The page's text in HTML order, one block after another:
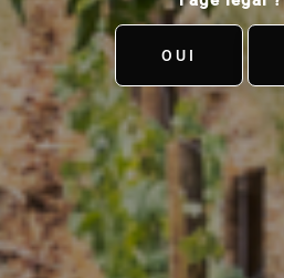
OUI